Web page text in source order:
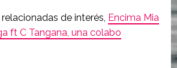
de interés, Encima Mia
ft C Tangana, una colabo